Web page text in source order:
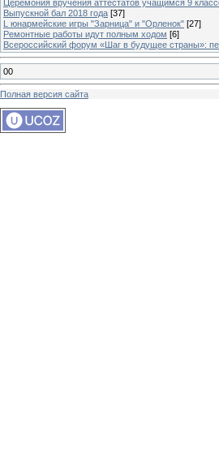
Церемония вручения аттестатов учащимся 9
Выпускной бал 2018 года [37]
L юнармейские игры "Зарница" и "Орленок" [27]
Ремонтные работы идут полным ходом [6]
Всероссийский форум «Шаг в будущее страны»:
00
Полная версия сайта